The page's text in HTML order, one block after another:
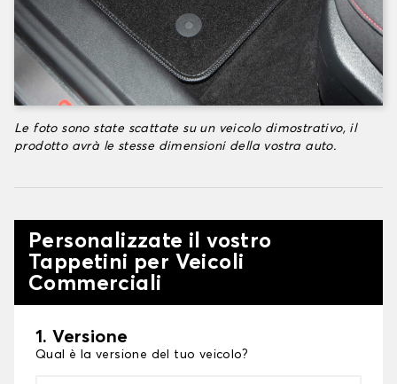
Le foto sono state scattate su un veicolo dimostrativo, il
prodotto avrà le stesse dimensioni della vostra auto.
Personalizzate il vostro
Tappetini per Veicoli
Commerciali
1. Versione
Qual è la versione del tuo veicolo?